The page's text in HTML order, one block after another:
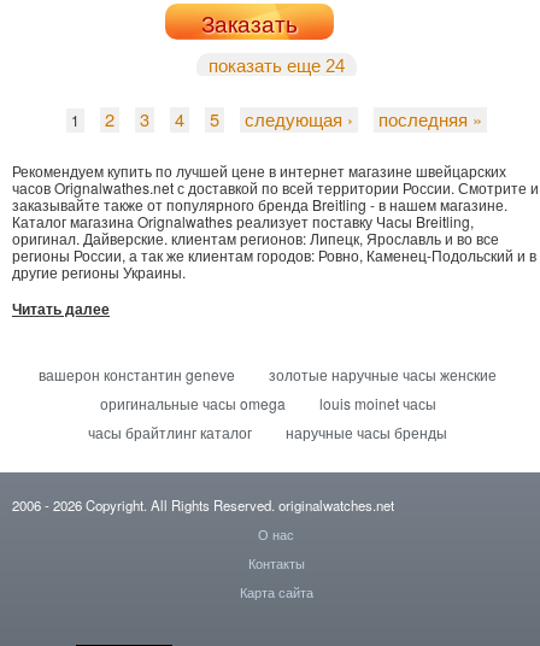
Заказать
показать еще 24
1 2 3 4 5 следующая › последняя »
Рекомендуем купить по лучшей цене в интернет магазине швейцарских
часов Orignalwathes.net с доставкой по всей территории России. Смотрите и
заказывайте также от популярного бренда Breitling - в нашем магазине.
Каталог магазина Orignalwathes реализует поставку Часы Breitling,
оригинал. Дайверские. клиентам регионов: Липецк, Ярославль и во все
регионы России, а так же клиентам городов: Ровно, Каменец-Подольский и в
другие регионы Украины.
Читать далее
вашерон константин geneve
золотые наручные часы женские
оригинальные часы omega
louis moinet часы
часы брайтлинг каталог
наручные часы бренды
2006- 2026Copyright. All Rights Reserved. originalwatches.net
О нас
Контакты
Карта сайта